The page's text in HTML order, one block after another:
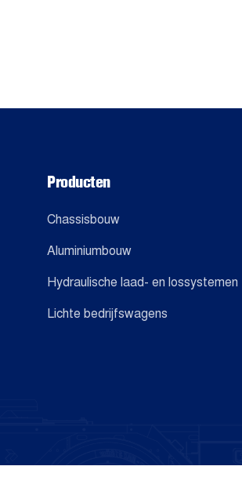
Producten
Chassisbouw
Aluminiumbouw
Hydraulische laad- en lossystemen
Lichte bedrijfswagens